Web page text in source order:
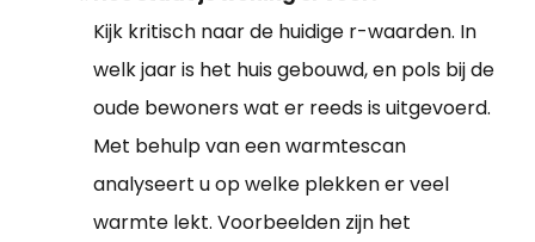
Kijk kritisch naar de huidige r-waarden. In
welk jaar is het huis gebouwd, en pols bij de
oude bewoners wat er reeds is uitgevoerd.
Met behulp van een warmtescan
analyseert u op welke plekken er veel
warmte lekt. Voorbeelden zijn het